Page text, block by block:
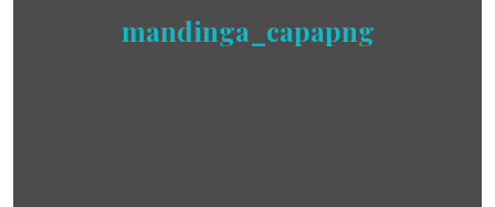
mandinga_capapng